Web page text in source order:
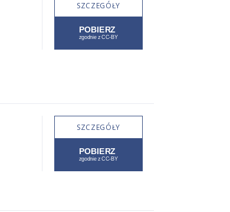
SZCZEGÓŁY
SZCZEGÓŁY